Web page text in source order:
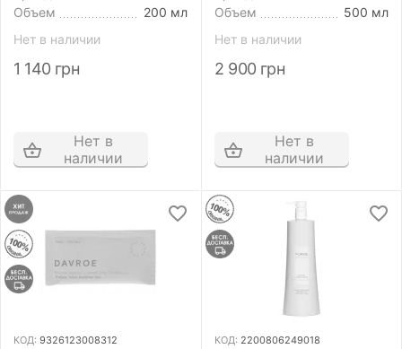
Объем
200 мл
Нет в наличии
1 140 грн
Нет в
наличии
Объем
500 мл
Нет в наличии
2 900 грн
Нет в
наличии
КОД: 9326123008312 КОД: 2200806249018